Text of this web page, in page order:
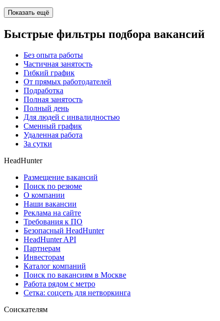
Показать ещё
Быстрые фильтры подбора вакансий
Без опыта работы
Частичная занятость
Гибкий график
От прямых работодателей
Подработка
Полная занятость
Полный день
Для людей с инвалидностью
Сменный график
Удаленная работа
За сутки
HeadHunter
Размещение вакансий
Поиск по резюме
О компании
Наши вакансии
Реклама на сайте
Требования к ПО
Безопасный HeadHunter
HeadHunter API
Партнерам
Инвесторам
Каталог компаний
Поиск по вакансиям в Москве
Работа рядом с метро
Сетка: соцсеть для нетворкинга
Соискателям